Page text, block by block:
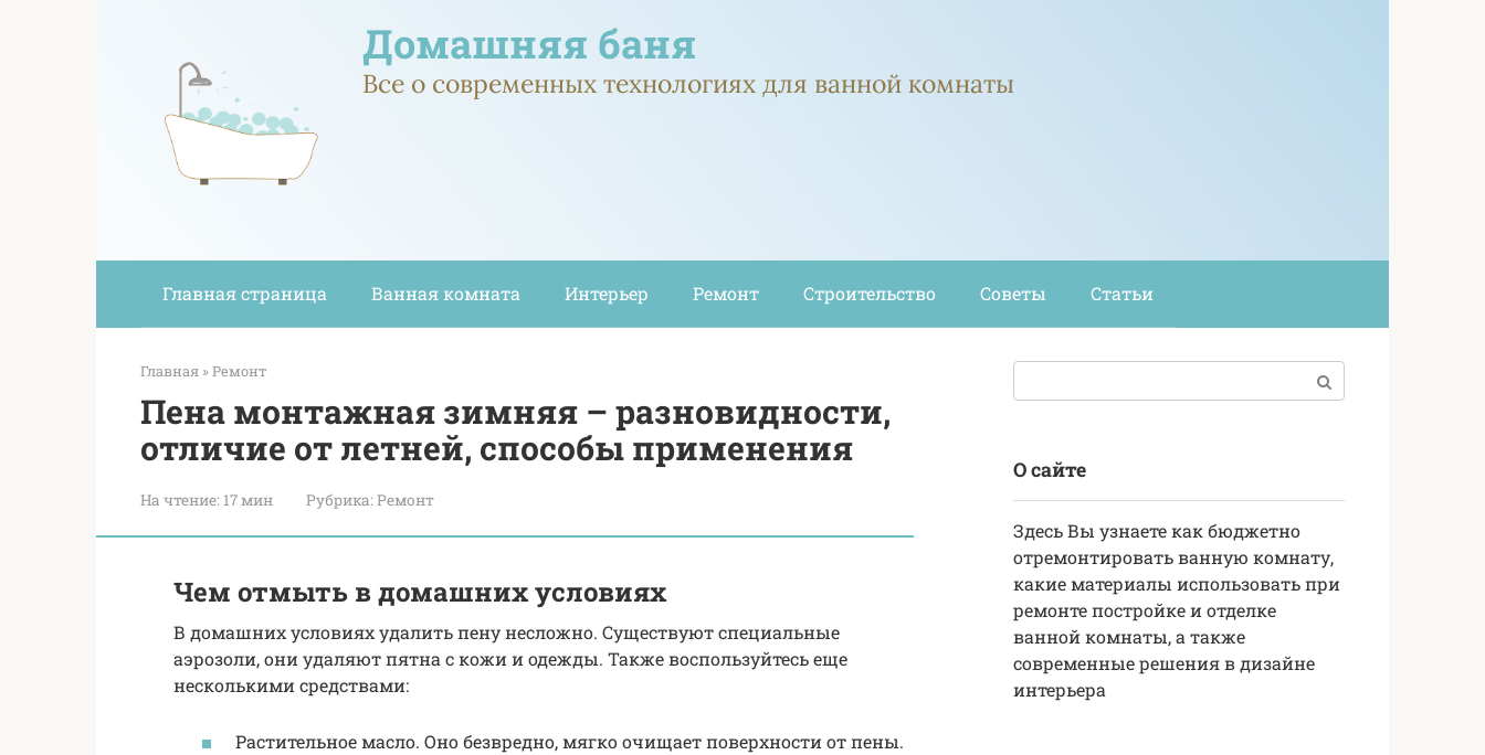
Домашняя баня
Все о современных технологиях для ванной комнаты
Главная страница Ванная комната Интерьер Ремонт Строительство Советы Статьи
Главная »Ремонт
Пена монтажная зимняя – разновидности,
отличие от летней, способы применения
На чтение: 17 мин Рубрика:Ремонт
Чем отмыть в домашних условиях
В домашних условиях удалить пену несложно. Существуют специальные
аэрозоли, они удаляют пятна с кожи и одежды. Также воспользуйтесь еще
несколькими средствами:
Растительное масло. Оно безвредно, мягко очищает поверхности от пены.
О сайте
Здесь Вы узнаете как бюджетно
отремонтировать ванную комнату,
какие материалы использовать при
ремонте постройке и отделке
ванной комнаты, а также
современные решения в дизайне
интерьера